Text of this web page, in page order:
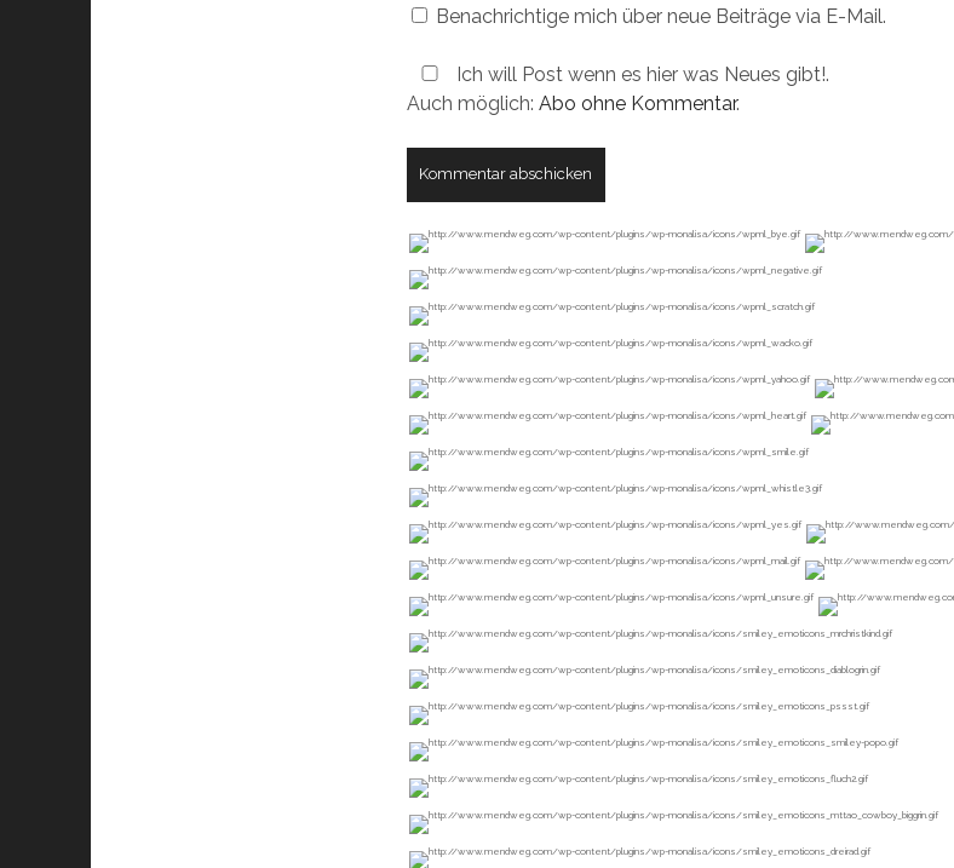
Benachrichtige mich über neue Beiträge via E-Mail.
Ich will Post wenn es hier was Neues gibt!.
Auch möglich: Abo ohne Kommentar.